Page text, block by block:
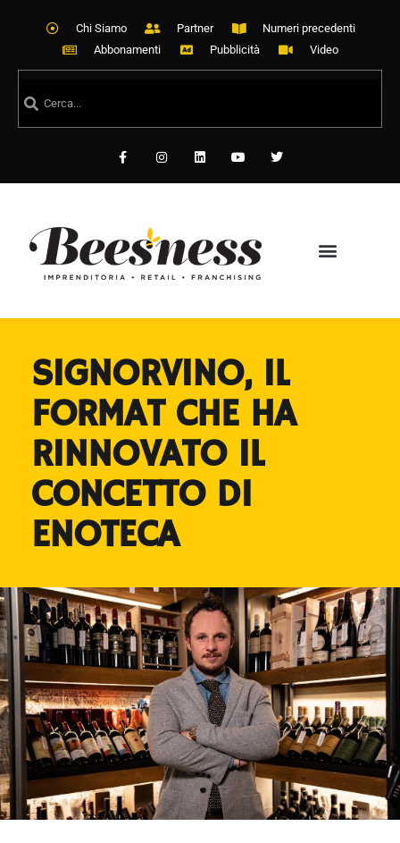
Chi Siamo Partner
Numeri precedenti
Abbonamenti
Pubblicità Video
SIGNORVINO, IL
FORMAT CHE HA
RINNOVATO IL
CONCETTO DI
ENOTECA